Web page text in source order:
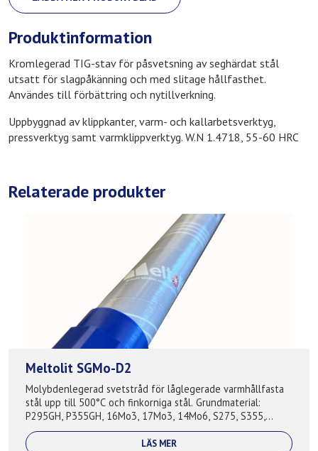
Produktinformation
Kromlegerad TIG-stav för påsvetsning av seghärdat stål
utsatt för slagpåkänning och med slitage hållfasthet.
Användes till förbättring och nytillverkning.
Uppbyggnad av klippkanter, varm- och kallarbetsverktyg,
pressverktyg samt varmklippverktyg. W.N 1.4718, 55-60 HRC
Relaterade produkter
Meltolit SGMo-D2
Molybdenlegerad svetstråd för låglegerade varmhållfasta
stål upp till 500°C och finkorniga stål. Grundmaterial:
P295GH, P355GH, 16Mo3, 17Mo3, 14Mo6, S275, S355,
S420, A210, A285, A335, A516,...
LÄS MER